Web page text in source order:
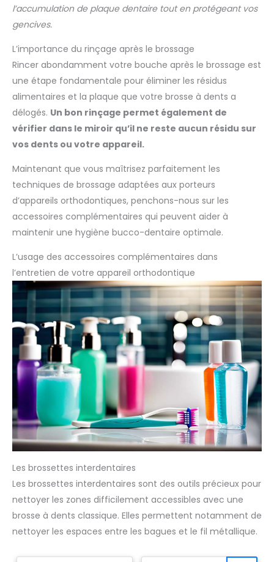
l’accumulation de plaque dentaire tout en protégeant vos
gencives.
L’importance du rinçage après le brossage
Rincer abondamment votre bouche après le brossage est
une étape fondamentale pour éliminer les résidus
alimentaires et la plaque que votre brosse à dents a
délogés. Un bon rinçage permet également de
vérifier dans le miroir qu’il ne reste aucun résidu sur
vos dents ou votre appareil.
Maintenant que vous maîtrisez parfaitement les
techniques de brossage adaptées aux porteurs
d’appareils orthodontiques, penchons-nous sur les
accessoires complémentaires qui peuvent aider à
maintenir une hygiène bucco-dentaire optimale.
L’usage des accessoires complémentaires dans
l’entretien de votre appareil orthodontique
Les brossettes interdentaires
Les brossettes interdentaires sont des outils précieux pour
nettoyer les zones difficilement accessibles avec une
brosse à dents classique. Elles permettent notamment de
nettoyer les espaces entre les bagues et le fil métallique.